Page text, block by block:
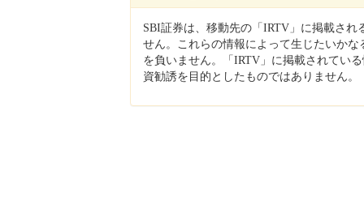
SBI証券は、移動先の「IRTV」に掲載さ
せん。これらの情報によって生じたいか
を負いません。「IRTV」に掲載されてい
資勧誘を目的としたものではありません。